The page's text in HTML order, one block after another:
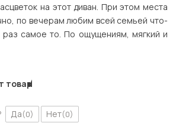
на этот диван. При этом места
по вечерам любим всей семьей что-
раз самое то. По ощущениям, мягкий и
товар
Да(0) Нет(0)